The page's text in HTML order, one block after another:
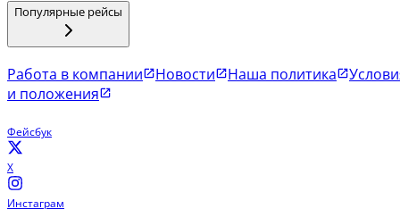
Популярные рейсы
Работа в компании Новости Наша политика
и положения
Фейсбук
X
Инстаграм